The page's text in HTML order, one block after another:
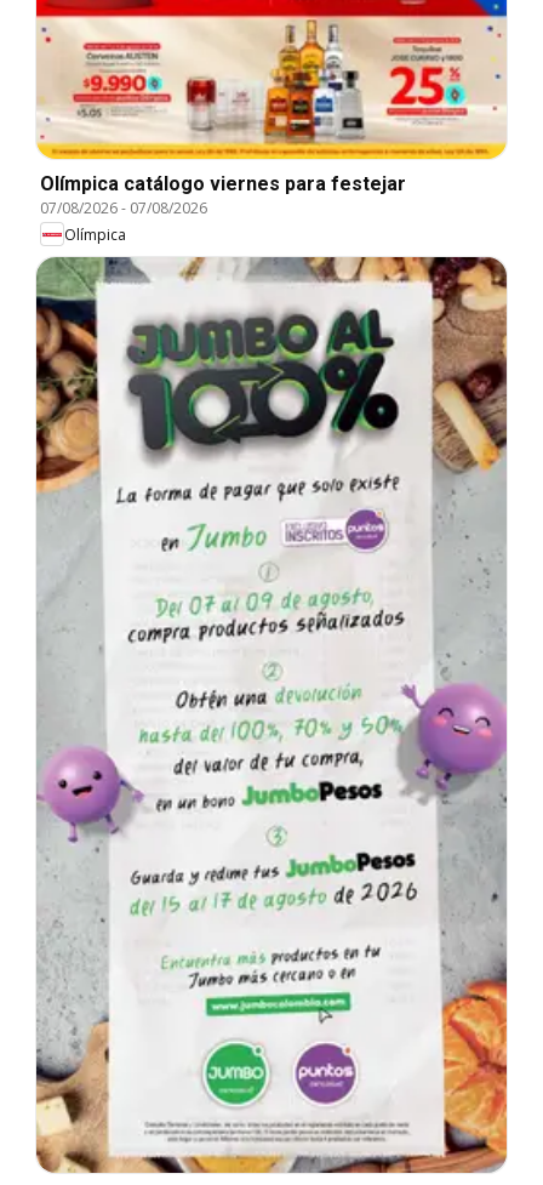
Olímpica catálogo viernes para festejar
07/08/2026- 07/08/2026
Olímpica